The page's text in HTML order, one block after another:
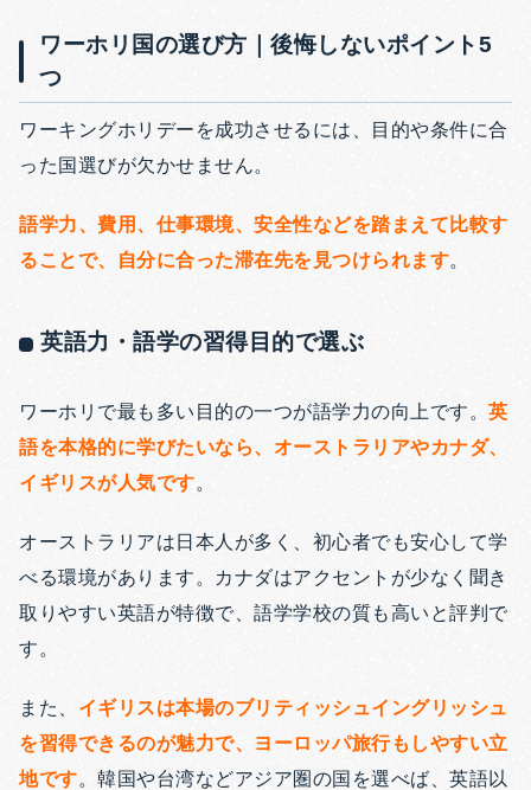
ワーホリ国の選び方｜後悔しないポイント5
つ
ワーキングホリデーを成功させるには、目的や条件に合
った国選びが欠かせません。
語学力、費用、仕事環境、安全性などを踏まえて比較す
ることで、自分に合った滞在先を見つけられます。
英語力・語学の習得目的で選ぶ
ワーホリで最も多い目的の一つが語学力の向上です。 英
語を本格的に学びたいなら、オーストラリアやカナダ、
イギリスが人気です。
オーストラリアは日本人が多く、初心者でも安心して学
べる環境があります。カナダはアクセントが少なく聞き
取りやすい英語が特徴で、語学学校の質も高いと評判で
す。
また、 イギリスは本場のブリティッシュイングリッシュ
を習得できるのが魅力で、ヨーロッパ旅行もしやすい立
地です。韓国や台湾などアジア圏の国を選べば、英語以